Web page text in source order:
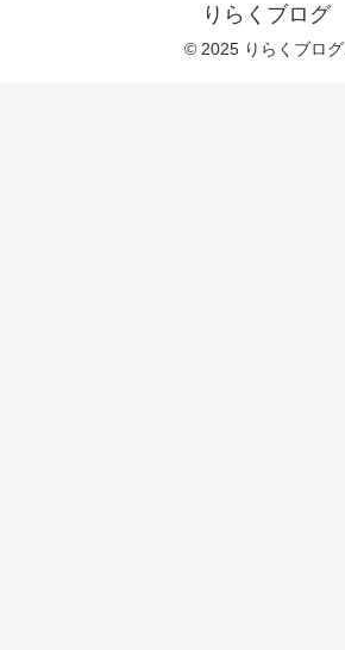
りらくブログ
© 2025 りらくブログ.